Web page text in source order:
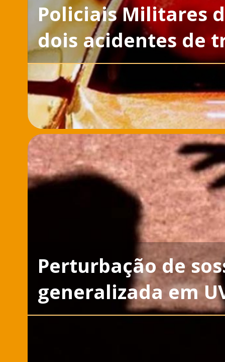
Policiais Militares
dois acidentes de
Perturbação de
generalizada em